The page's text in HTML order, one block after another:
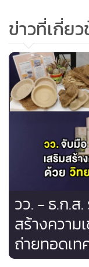
โควิด-19 โดยในปี
ระดับโลกในไทย จำ
ทะเบียนในแฟลตฟอ
ประเทศ มูลค่าการ
ด้านสำนักงานคณะก
กิจการอุตสาหกรรม
และสำนักงานส่งเ
และปรับปรุงฐานข้
เข้าสู่ระบบ SMEs
และมาตรการที่ 4 ส
อุตสาหกรรม โดยส
จัดทำมาตรฐานผลิ
สำนักงานคณะกรร
สร้างนวัตกรรมเพื่อ
ข่าวที่เกี่ย
วว. - ธ.ก.ส
สร้างความ
ถ่ายทอดเท